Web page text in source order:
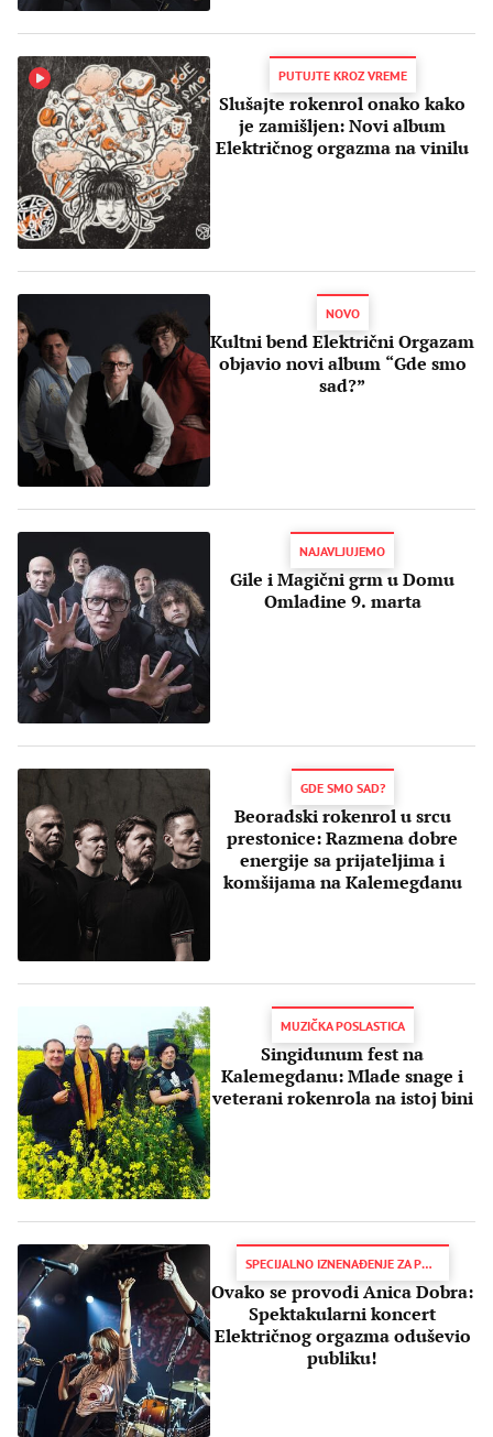
PUTUJTE KROZ VREME
Slušajte rokenrol onako kako
je zamišljen: Novi album
Električnog orgazma na vinilu
NOVO
Kultni bend Električni Orgazam
objavio novi album “Gde smo
sad?”
NAJAVLJUJEMO
Gile i Magični grm u Domu
Omladine 9. marta
GDE SMO SAD?
Beoradski rokenrol u srcu
prestonice: Razmena dobre
energije sa prijateljima i
komšijama na Kalemegdanu
MUZIČKA POSLASTICA
Singidunum fest na
Kalemegdanu: Mlade snage i
veterani rokenrola na istoj bini
SPECIJALNO IZNENAĐENJE ZA PUBLIKU
Ovako se provodi Anica Dobra:
Spektakularni koncert
Električnog orgazma oduševio
publiku!